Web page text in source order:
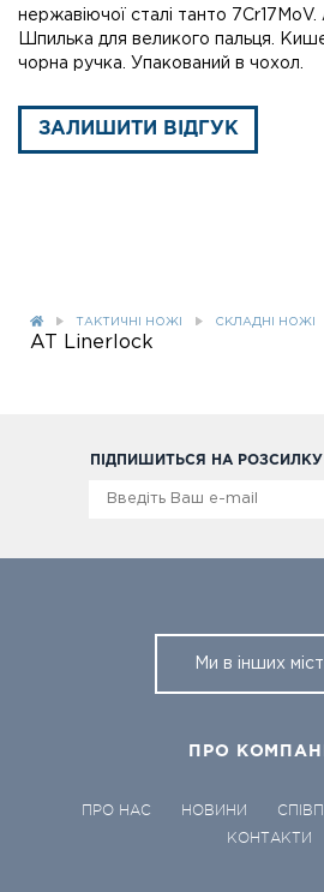
нержавіючої сталі танто 7Cr17MoV.
Шпилька для великого пальця.
чорна ручка. Упакований в чохол.
ЗАЛИШИТИ ВІДГУК
ТАКТИЧНІ НОЖІ СКЛАДНІ НОЖІ
AT Linerlock
ПІДПИШИТЬСЯ НА РОЗСИЛКУ
Ми в інших
ПРО
ПРО НАС НОВИНИ
КОНТАКТИ